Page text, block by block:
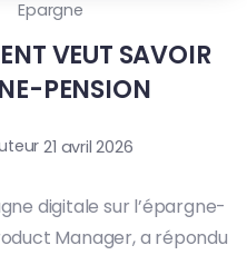
Epargne
VEUT SAVOIR
PENSION
21 avril 2026
digitale sur l’épargne-
Manager, a répondu